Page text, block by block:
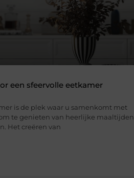
een sfeervolle eetkamer
is de plek waar u samenkomt met
te genieten van heerlijke maaltijden
Het creëren van